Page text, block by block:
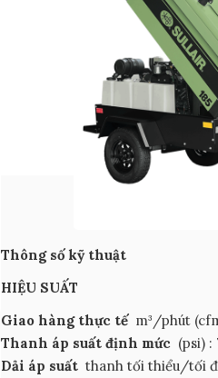
Thông số kỹ thuật
HIỆU SUẤT
Giao hàng thực tế m³/phút
Thanh áp suất định mức (psi) :
Dải áp suất thanh tối thiểu/tối